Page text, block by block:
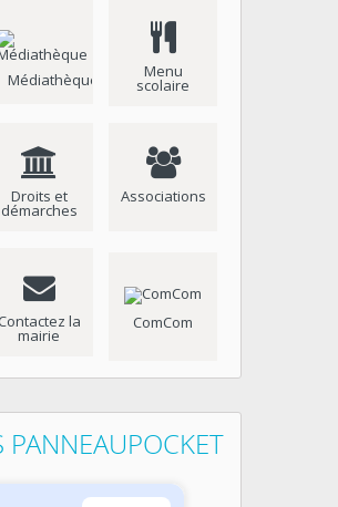
Médiathèque Menu
scolaire
Droits et
démarches
Associations
Contactez la
mairie
ComCom
PANNEAUPOCKET